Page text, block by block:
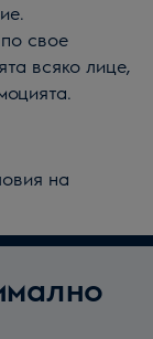
свое
всяко лице,
на